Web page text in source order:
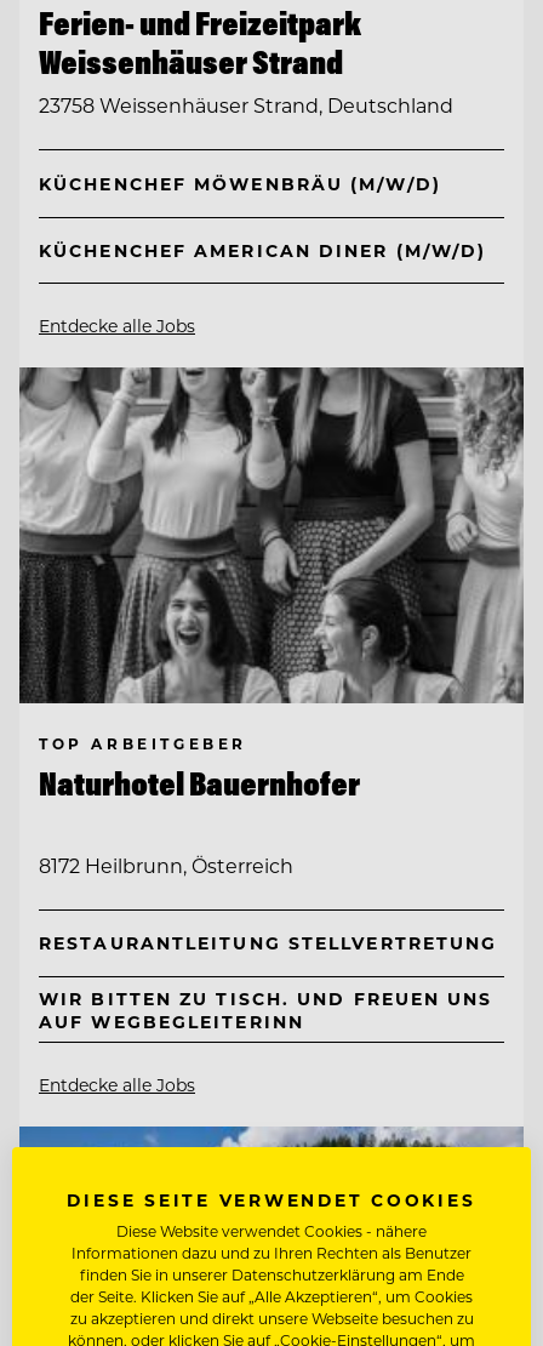
Ferien- und Freizeitpark
Weissenhäuser Strand
23758 Weissenhäuser Strand, Deutschland
KÜCHENCHEF MÖWENBRÄU (M/W/D)
KÜCHENCHEF AMERICAN DINER (M/W/D)
Entdecke alle Jobs
TOP ARBEITGEBER
Naturhotel Bauernhofer
8172 Heilbrunn, Österreich
RESTAURANTLEITUNG STELLVERTRETUNG
WIR BITTEN ZU TISCH. UND FREUEN UNS
AUF WEGBEGLEITERINN
Entdecke alle Jobs
DIESE SEITE VERWENDET COOKIES
Diese Website verwendet Cookies - nähere
Informationen dazu und zu Ihren Rechten als Benutzer
finden Sie in unserer Datenschutzerklärung am Ende
der Seite. Klicken Sie auf „Alle Akzeptieren“, um Cookies
zu akzeptieren und direkt unsere Webseite besuchen zu
können, oder klicken Sie auf „Cookie-Einstellungen“, um